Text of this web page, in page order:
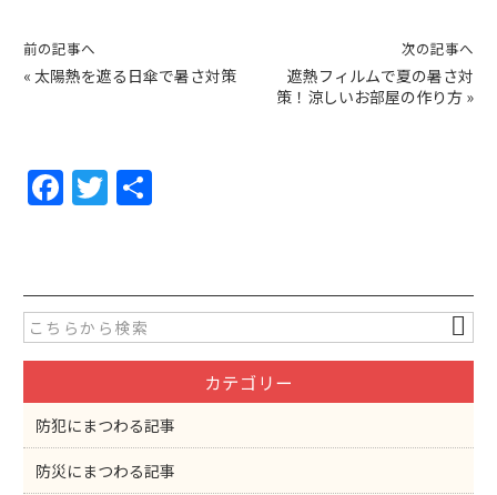
前の記事へ
« 太陽熱を遮る日傘で暑さ対策
次の記事へ
遮熱フィルムで夏の暑さ対
策！涼しいお部屋の作り方 »
F
a
e
b
o
o
k
T
w
er
カテゴリー
防犯にまつわる記事
防災にまつわる記事